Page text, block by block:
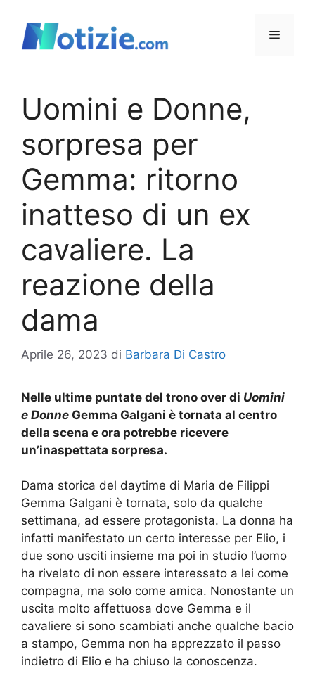
contenuto
Menu
Uomini e Donne,
sorpresa per
Gemma: ritorno
inatteso di un ex
cavaliere. La
reazione della
dama
Aprile 26, 2023 di Barbara Di Castro
Nelle ultime puntate del trono over di Uomini
e Donne Gemma Galgani è tornata al centro
della scena e ora potrebbe ricevere
un’inaspettata sorpresa.
Dama storica del daytime di Maria de Filippi
Gemma Galgani è tornata, solo da qualche
settimana, ad essere protagonista. La donna ha
infatti manifestato un certo interesse per Elio, i
due sono usciti insieme ma poi in studio l’uomo
ha rivelato di non essere interessato a lei come
compagna, ma solo come amica. Nonostante un
uscita molto affettuosa dove Gemma e il
cavaliere si sono scambiati anche qualche bacio
a stampo, Gemma non ha apprezzato il passo
indietro di Elio e ha chiuso la conoscenza.